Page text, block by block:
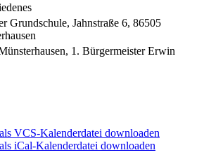
Grundschule, Jahnstraße 6, 86505
1. Bürgermeister Erwin
VCS-Kalenderdatei downloaden
iCal-Kalenderdatei downloaden